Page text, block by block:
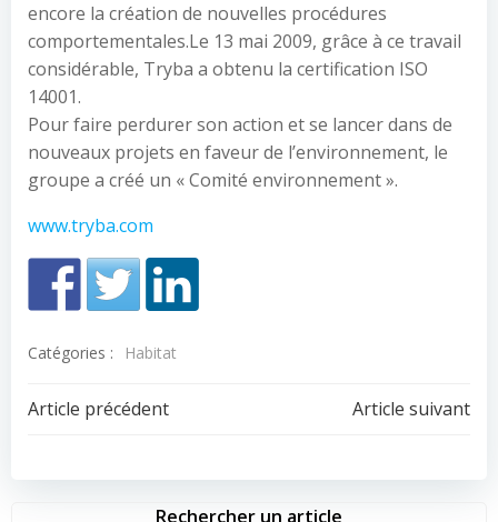
encore la création de nouvelles procédures
comportementales.Le 13 mai 2009, grâce à ce travail
considérable, Tryba a obtenu la certification ISO
14001.
Pour faire perdurer son action et se lancer dans de
nouveaux projets en faveur de l’environnement, le
groupe a créé un « Comité environnement ».
www.tryba.com
Catégories : Habitat
Navigation
de
Article précédent
Navigation
de
Article suivant
Rechercher un article